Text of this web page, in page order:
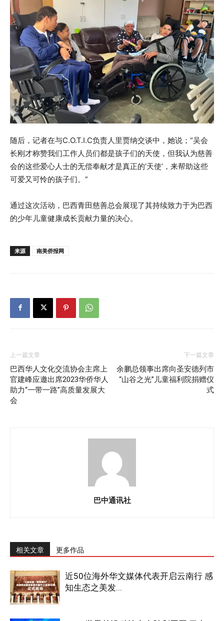
随后，记者在与C.O.T.I.C负责人里贾纳交谈中，她说；“吴会
长刚才称赞我们工作人员们都是孩子们的天使，但我认为慈善
会的这些爱心人士的无偿奉献才是真正的‘天使’，来帮助这些
可爱又可怜的孩子们。”
通过这次活动，巴西青田慈善总会展现了其持续致力于为巴西
的少年儿童健康成长贡献力量的决心。
来源 南美侨报网
上一篇文章
巴西华人文化交流协会主席上
官建峰应邀出席2023华侨华人
助力“一带一路”高质量发展大
会
下一篇文章
余鹏总领事出席向圣安德列市
“山谷之光”儿童福利院捐赠仪
式
巴中通讯社
相关文章 更多作品
近50位海外华文媒体代表开启云南行 感
知生态之美发...